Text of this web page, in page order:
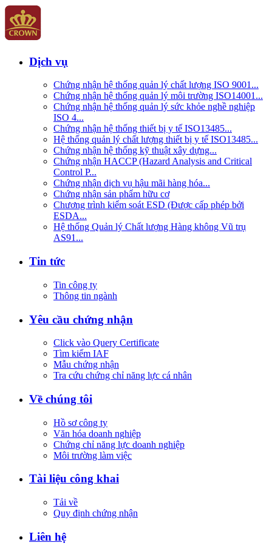
Dịch vụ
Chứng nhận hệ thống quản lý chất lượng ISO 9001...
Chứng nhận hệ thống quản lý môi trường ISO14001...
Chứng nhận hệ thống quản lý sức khỏe nghề nghiệp
ISO 4...
Chứng nhận hệ thống thiết bị y tế ISO13485...
Hệ thống quản lý chất lượng thiết bị y tế ISO13485...
Chứng nhận hệ thống kỹ thuật xây dựng...
Chứng nhận HACCP (Hazard Analysis and Critical
Control P...
Chứng nhận dịch vụ hậu mãi hàng hóa...
Chứng nhận sản phẩm hữu cơ
Chương trình kiểm soát ESD (Được cấp phép bởi
ESDA...
Hệ thống Quản lý Chất lượng Hàng không Vũ trụ
AS91...
Tin tức
Tin công ty
Thông tin ngành
Yêu cầu chứng nhận
Click vào Query Certificate
Tìm kiếm IAF
Mẫu chứng nhận
Tra cứu chứng chỉ năng lực cá nhân
Về chúng tôi
Hồ sơ công ty
Văn hóa doanh nghiệp
Chứng chỉ năng lực doanh nghiệp
Môi trường làm việc
Tài liệu công khai
Tải về
Quy định chứng nhận
Liên hệ